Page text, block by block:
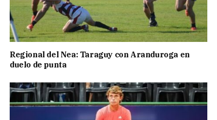
Regional del Nea: Taraguy con Aranduroga en
duelo de punta